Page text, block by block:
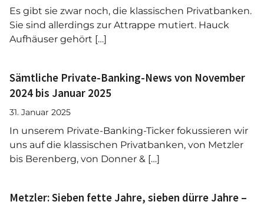
Es gibt sie zwar noch, die klassischen Privatbanken.
Sie sind allerdings zur Attrappe mutiert. Hauck
Aufhäuser gehört […]
Sämtliche Private-Banking-News von November
2024 bis Januar 2025
31. Januar 2025
In unserem Private-Banking-Ticker fokussieren wir
uns auf die klassischen Privatbanken, von Metzler
bis Berenberg, von Donner & […]
Metzler: Sieben fette Jahre, sieben dürre Jahre –